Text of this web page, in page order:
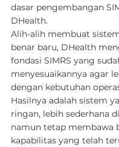
dasar pengembangan
DHealth.
Alih-alih membuat
benar baru, DHealth
fondasi SIMRS yang
menyesuaikannya agar
dengan kebutuhan
Hasilnya adalah sistem
ringan, lebih sederhana
namun tetap membawa
kapabilitas yang telah